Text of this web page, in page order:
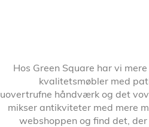
Hos Green Square har vi
kvalitetsmøbler med
uovertrufne håndværk og det
mikser antikviteter med mere
webshoppen og find det,